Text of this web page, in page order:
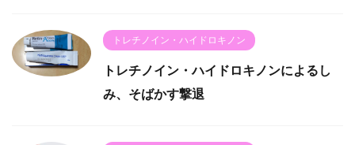
トレチノイン・ハイドロキノン
トレチノイン・ハイドロキノンによるし
み、そばかす撃退